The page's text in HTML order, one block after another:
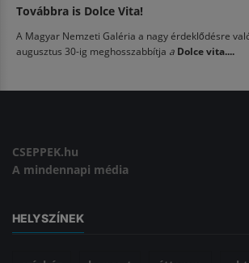
Továbbra is Dolce Vita!
A Magyar Nemzeti Galéria a nagy érdeklődésre
augusztus 30-ig meghosszabbítja a Dolce vita....
CSEPPEK.hu
A mindennapi média
HELYSZÍNEK